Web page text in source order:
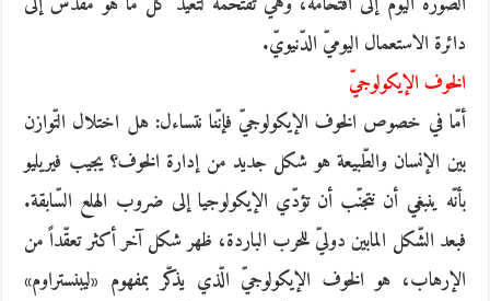
دائرة الاستعمال اليوميّ الدّنيويّ.
الخوف الإيكولوجيّ
أمّا في خصوص الخوف الإيكولوجيّ فإنّنا نتساءل: هل اختلال التّوازن
بين الإنسان والطّبيعة هو شكل جديد من إدارة الخوف؟ يجيب فيريليو
بأنّه ينبغي أن نتجنّب أن تؤدّي الإيكولوجيا إلى ضروب الهلع السّابقة.
فبعد الشّكل المابين دوليّ للحرب الباردة، ظهر شكل آخر أكثر تعقّداً من
الإرهاب، هو الخوف الإيكولوجيّ الّذي يذكّر بمفهوم «ليبنستراوم»